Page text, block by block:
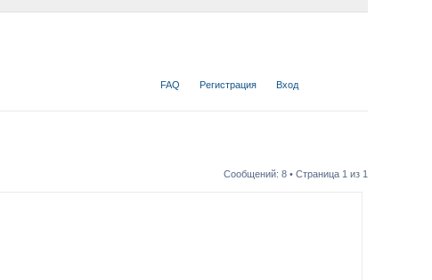
FAQ Регистрация Вход
Сообщений: 8 • Страница 1 из 1